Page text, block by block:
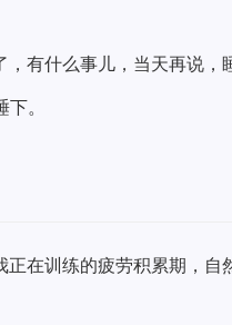
有什么事儿，当天再说
。
在训练的疲劳积累期，自